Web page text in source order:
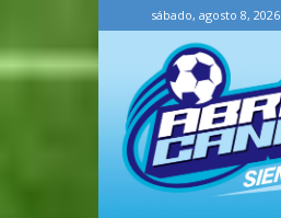
sábado, agosto 8, 2026